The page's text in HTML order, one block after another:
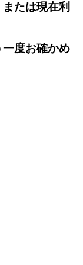
たは現在利
度お確かめ